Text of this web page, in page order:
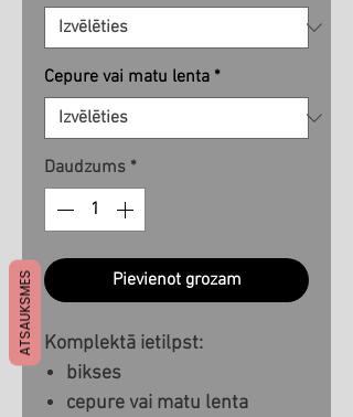
Cepure vai matu lenta *
Daudzums *
Pievienot grozam
Komplektā ietilpst:
bikses
cepure vai matu lenta
ATSAUKSMES